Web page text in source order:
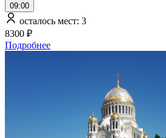
09:00
осталось мест: 3
8300 ₽
Подробнее